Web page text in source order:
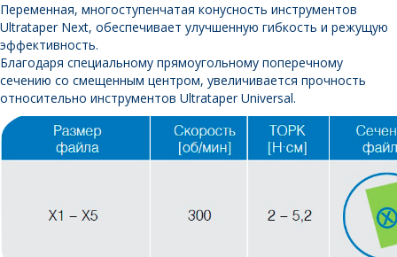
Переменная, многоступенчатая конусность инструментов
Ultrataper Next, обеспечивает улучшенную гибкость и режущую
эффективность.
Благодаря специальному прямоугольному поперечному
сечению со смещенным центром, увеличивается прочность
относительно инструментов Ultrataper Universal.